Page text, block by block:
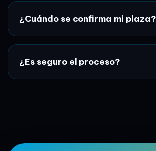
¿Cuándo se confirma mi plaza?
¿Es seguro el proceso?